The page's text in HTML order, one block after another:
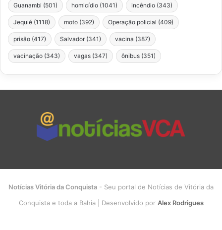
Guanambi (501) homicídio (1041) incêndio (343)
Jequié (1118) moto (392) Operação policial (409)
prisão (417) Salvador (341) vacina (387)
vacinação (343) vagas (347) ônibus (351)
Notícias Vitória da Conquista - Seu portal de Notícias de Vitória da
Conquista e toda a Bahia | Desenvolvido por Alex Rodrigues